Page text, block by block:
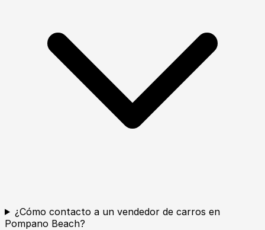
¿Cómo contacto a un vendedor de carros en
Pompano Beach?